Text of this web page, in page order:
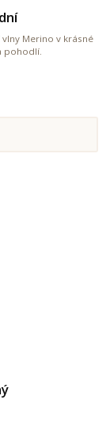
Merino v krásné
pohodlí.